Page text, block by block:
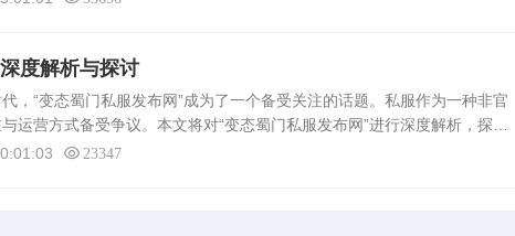
度解析与探讨
“变态蜀门私服发布网”成为了一个备受关注的话题。私服作为一种非官
运营方式备受争议。本文将对“变态蜀门私服发布网”进行深度解析，探讨
关问题。什么是变态蜀门私服发布网变态蜀门私服发布网是指一种非官方
23347